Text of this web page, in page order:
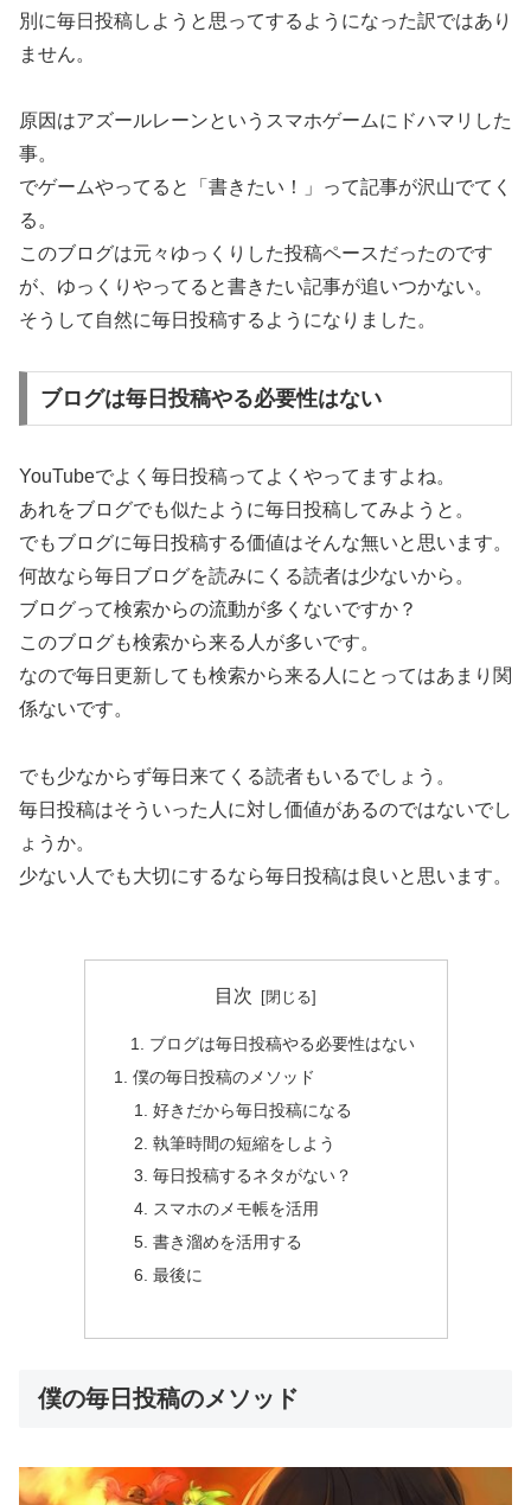
別に毎日投稿しようと思ってするようになった訳ではあり
ません。
原因はアズールレーンというスマホゲームにドハマリした
事。
でゲームやってると「書きたい！」って記事が沢山でてく
る。
このブログは元々ゆっくりした投稿ペースだったのです
が、ゆっくりやってると書きたい記事が追いつかない。
そうして自然に毎日投稿するようになりました。
ブログは毎日投稿やる必要性はない
YouTubeでよく毎日投稿ってよくやってますよね。
あれをブログでも似たように毎日投稿してみようと。
でもブログに毎日投稿する価値はそんな無いと思います。
何故なら毎日ブログを読みにくる読者は少ないから。
ブログって検索からの流動が多くないですか？
このブログも検索から来る人が多いです。
なので毎日更新しても検索から来る人にとってはあまり関
係ないです。
でも少なからず毎日来てくる読者もいるでしょう。
毎日投稿はそういった人に対し価値があるのではないでし
ょうか。
少ない人でも大切にするなら毎日投稿は良いと思います。
目次
ブログは毎日投稿やる必要性はない
僕の毎日投稿のメソッド
好きだから毎日投稿になる
執筆時間の短縮をしよう
毎日投稿するネタがない？
スマホのメモ帳を活用
書き溜めを活用する
最後に
僕の毎日投稿のメソッド